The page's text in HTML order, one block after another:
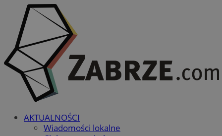
AKTUALNOŚCI
Wiadomości lokalne